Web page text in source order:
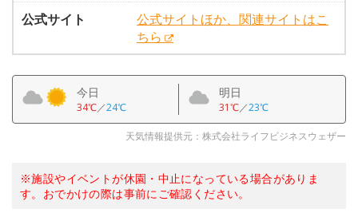
公式サイト
公式サイトほか、関連サイトはこ
ちら
今日
34℃／24℃
明日
31℃／23℃
天気情報提供元：株式会社ライフビジネスウェザー
※施設やイベントが休園・中止になっている場合がありま
す。おでかけの際は事前にご確認ください。